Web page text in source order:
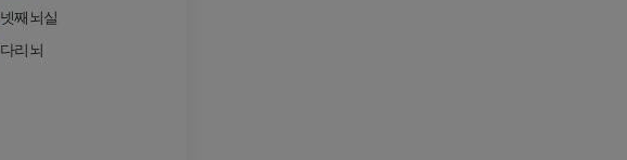
넷째뇌실
다리뇌